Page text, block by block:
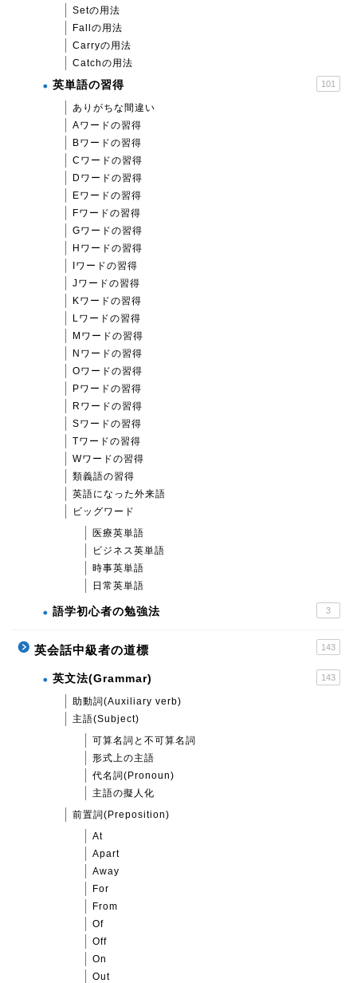
Setの用法
Fallの用法
Carryの用法
Catchの用法
英単語の習得 101
ありがちな間違い
Aワードの習得
Bワードの習得
Cワードの習得
Dワードの習得
Eワードの習得
Fワードの習得
Gワードの習得
Hワードの習得
Iワードの習得
Jワードの習得
Kワードの習得
Lワードの習得
Mワードの習得
Nワードの習得
Oワードの習得
Pワードの習得
Rワードの習得
Sワードの習得
Tワードの習得
Wワードの習得
類義語の習得
英語になった外来語
ビッグワード
医療英単語
ビジネス英単語
時事英単語
日常英単語
語学初心者の勉強法 3
英会話中級者の道標 143
英文法(Grammar) 143
助動詞(Auxiliary verb)
主語(Subject)
可算名詞と不可算名詞
形式上の主語
代名詞(Pronoun)
主語の擬人化
前置詞(Preposition)
At
Apart
Away
For
From
Of
Off
On
Out